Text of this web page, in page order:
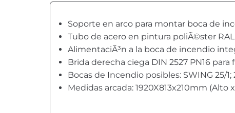
Soporte en arco para montar boca de
Tubo de acero en pintura poliÃ©ster RAL
AlimentaciÃ³n a la boca de incendio
Brida derecha ciega DIN 2527 PN16 para
Bocas de Incendio posibles: SWING 25/1;
Medidas arcada: 1920X813x210mm (Alto